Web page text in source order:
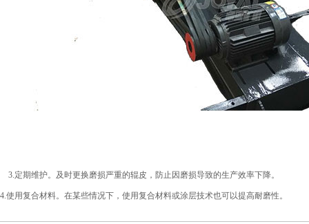
3.定期维护。及时更换磨损严重的辊皮，防止因磨损导致的生产效率下降。
4.使用复合材料。在某些情况下，使用复合材料或涂层技术也可以提高耐磨性。